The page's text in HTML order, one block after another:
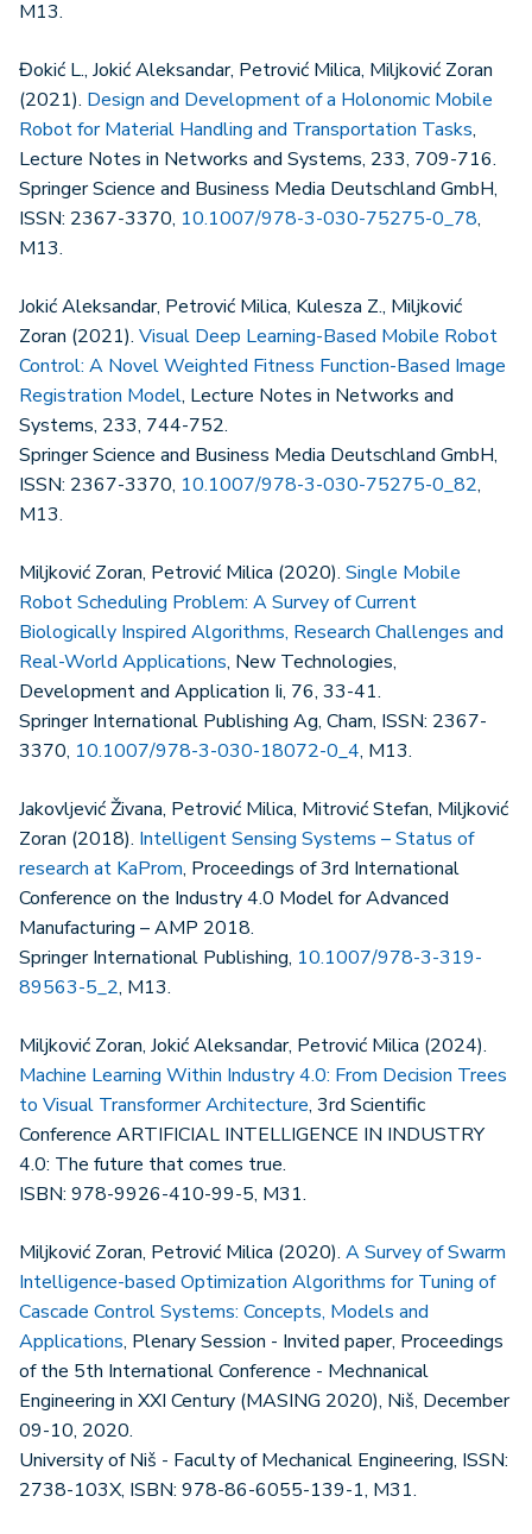
M13.
Đokić L., Jokić Aleksandar, Petrović Milica, Miljković Zoran
(2021). Design and Development of a Holonomic Mobile
Robot for Material Handling and Transportation Tasks,
Lecture Notes in Networks and Systems, 233, 709-716.
Springer Science and Business Media Deutschland GmbH,
ISSN: 2367-3370, 10.1007/978-3-030-75275-0_78,
M13.
Jokić Aleksandar, Petrović Milica, Kulesza Z., Miljković
Zoran (2021). Visual Deep Learning-Based Mobile Robot
Control: A Novel Weighted Fitness Function-Based Image
Registration Model, Lecture Notes in Networks and
Systems, 233, 744-752.
Springer Science and Business Media Deutschland GmbH,
ISSN: 2367-3370, 10.1007/978-3-030-75275-0_82,
M13.
Miljković Zoran, Petrović Milica (2020). Single Mobile
Robot Scheduling Problem: A Survey of Current
Biologically Inspired Algorithms, Research Challenges and
Real-World Applications, New Technologies,
Development and Application Ii, 76, 33-41.
Springer International Publishing Ag, Cham, ISSN: 2367-
3370, 10.1007/978-3-030-18072-0_4, M13.
Jakovljević Živana, Petrović Milica, Mitrović Stefan, Miljković
Zoran (2018). Intelligent Sensing Systems – Status of
research at KaProm, Proceedings of 3rd International
Conference on the Industry 4.0 Model for Advanced
Manufacturing – AMP 2018.
Springer International Publishing, 10.1007/978-3-319-
89563-5_2, M13.
Miljković Zoran, Jokić Aleksandar, Petrović Milica (2024).
Machine Learning Within Industry 4.0: From Decision Trees
to Visual Transformer Architecture, 3rd Scientific
Conference ARTIFICIAL INTELLIGENCE IN INDUSTRY
4.0: The future that comes true.
ISBN: 978-9926-410-99-5, M31.
Miljković Zoran, Petrović Milica (2020). A Survey of Swarm
Intelligence-based Optimization Algorithms for Tuning of
Cascade Control Systems: Concepts, Models and
Applications, Plenary Session - Invited paper, Proceedings
of the 5th International Conference - Mechnanical
Engineering in XXI Century (MASING 2020), Niš, December
09-10, 2020.
University of Niš - Faculty of Mechanical Engineering, ISSN:
2738-103X, ISBN: 978-86-6055-139-1, M31.